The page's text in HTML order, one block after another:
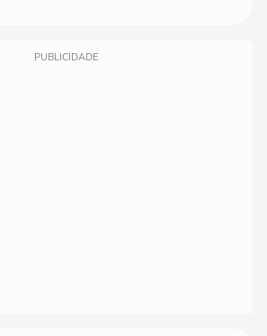
PUBLICIDADE